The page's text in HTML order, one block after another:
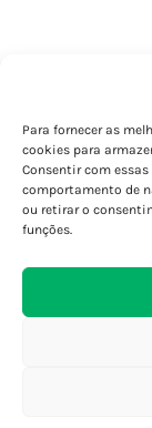
Para fornecer as
cookies para
Consentir com
comportamento de
ou retirar o
funções.